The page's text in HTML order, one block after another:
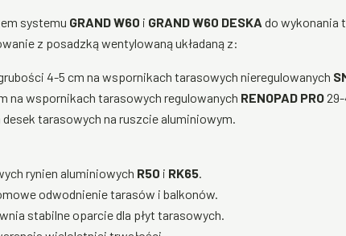
systemu GRAND W60 i GRAND W60 DESKA do wykonania
z posadzką wentylowaną układaną z:
4-5 cm na wspornikach tarasowych nieregulowanych
na wspornikach tarasowych regulowanych RENOPAD PRO
tarasowych na ruszcie aluminiowym.
rynien aluminiowych R50 i RK65.
odwodnienie tarasów i balkonów.
stabilne oparcie dla płyt tarasowych.